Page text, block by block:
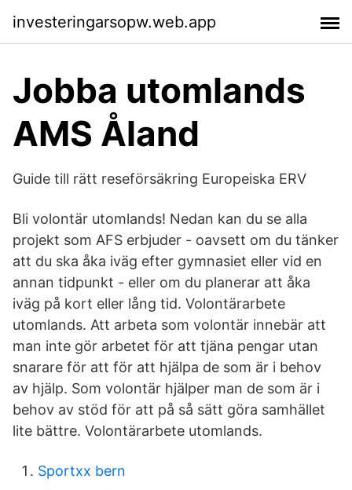
investeringarsopw.web.app
Jobba utomlands
AMS Åland
Guide till rätt reseförsäkring Europeiska ERV
Bli volontär utomlands! Nedan kan du se alla
projekt som AFS erbjuder - oavsett om du tänker
att du ska åka iväg efter gymnasiet eller vid en
annan tidpunkt - eller om du planerar att åka
iväg på kort eller lång tid. Volontärarbete
utomlands. Att arbeta som volontär innebär att
man inte gör arbetet för att tjäna pengar utan
snarare för att för att hjälpa de som är i behov
av hjälp. Som volontär hjälper man de som är i
behov av stöd för att på så sätt göra samhället
lite bättre. Volontärarbete utomlands.
Sportxx bern